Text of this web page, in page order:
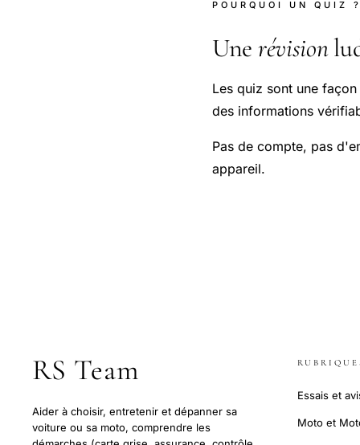
POURQUOI UN QUIZ ?
Une révision
Les quiz sont une
des informations
Pas de compte, pas
appareil.
RS Team
Aider à choisir, entretenir et dépanner sa
voiture ou sa moto, comprendre les
Essais et
Moto et